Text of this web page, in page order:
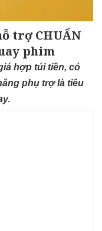
trợ CHUẨN
phim
hợp túi tiền, có
phụ trợ là tiêu